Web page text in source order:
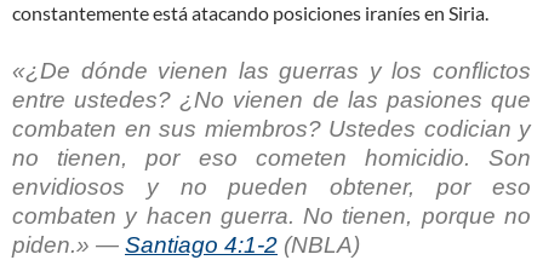
constantemente está atacando posiciones iraníes en Siria.
«¿De dónde vienen las guerras y los conflictos
entre ustedes? ¿No vienen de las pasiones que
combaten en sus miembros? Ustedes codician y
no tienen, por eso cometen homicidio. Son
envidiosos y no pueden obtener, por eso
combaten y hacen guerra. No tienen, porque no
piden.» — Santiago 4:1-2 (NBLA)